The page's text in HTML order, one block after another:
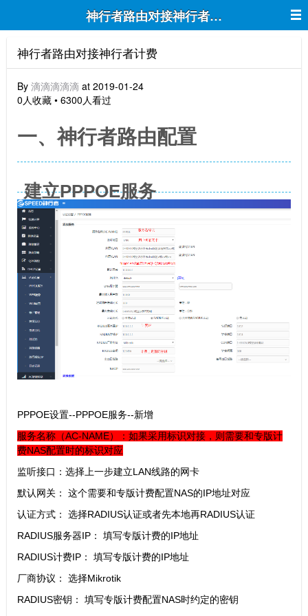
神行者路由对接神行者计费
神行者路由对接神行者计费
By 滴滴滴滴滴 at 2019-01-24
0人收藏 • 6300人看过
一、神行者路由配置
建立PPPOE服务
PPPOE设置--PPPOE服务--新增
服务名称（AC-NAME）：如果采用标识对接，则需要和专版计
费NAS配置时的标识对应
监听接口：选择上一步建立LAN线路的网卡
默认网关： 这个需要和专版计费配置NAS的IP地址对应
认证方式： 选择RADIUS认证或者先本地再RADIUS认证
RADIUS服务器IP： 填写专版计费的IP地址
RADIUS计费IP： 填写专版计费的IP地址
厂商协议： 选择Mikrotik
RADIUS密钥： 填写专版计费配置NAS时约定的密钥